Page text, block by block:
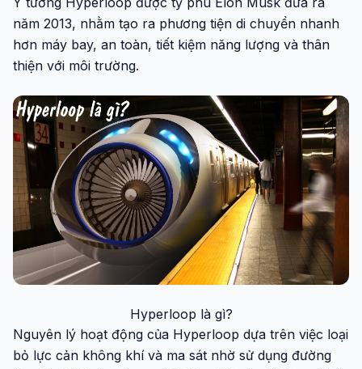
năm 2013, nhằm tạo ra phương tiện di chuyển nhanh
hơn máy bay, an toàn, tiết kiệm năng lượng và thân
thiện với môi trường.
Hyperloop là gì?
Nguyên lý hoạt động của Hyperloop dựa trên việc loại
bỏ lực cản không khí và ma sát nhờ sử dụng đường